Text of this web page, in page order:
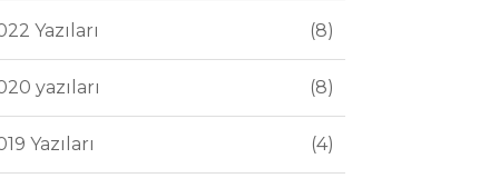
Yazıları 8
yazıları 8
Yazıları 4